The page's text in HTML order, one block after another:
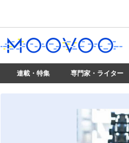
連載・特集 専門家・ライター